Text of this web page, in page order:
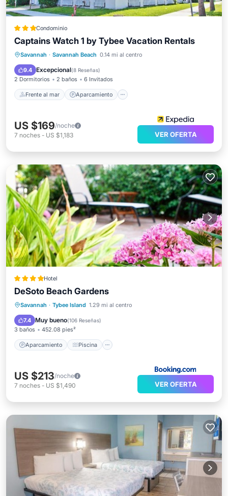
Condominio
Captains Watch 1 by Tybee Vacation Rentals
Savannah · Savannah Beach 0.14 mi al centro
9.4 Excepcional(8 Reseñas)
2 Dormitorios 2 baños 6 Invitados
Frente al mar Aparcamiento
Frente al mar Aparcamiento
Vista al mar
US $169/noche
7 noches - US $1,183 VER OFERTA
Hotel
DeSoto Beach Gardens
Savannah · Tybee Island 1.29 mi al centro
7.4 Muy bueno(106 Reseñas)
3 baños 452.08 pies²
Aparcamiento Piscina
Aparcamiento
Piscina
Balcón/Terraza
US $213/noche
7 noches - US $1,490 VER OFERTA